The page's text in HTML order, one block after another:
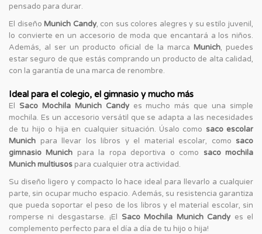
pensado para durar.
El diseñoMunich Candy, con sus colores alegres y su estilo juvenil,
lo convierte en un accesorio de moda que encantará a los niños.
Además, al ser un producto oficial de la marca Munich, puedes
estar seguro de que estás comprando un producto de alta calidad,
con la garantía de una marca de renombre.
Ideal para el colegio, el gimnasio y mucho más
El Saco Mochila Munich Candyes mucho más que una simple
mochila. Es un accesorio versátil que se adapta a las necesidades
de tu hijo o hija en cualquier situación. Úsalo como saco escolar
Munich para llevar los libros y el material escolar, como saco
gimnasio Munich para la ropa deportiva o como saco mochila
Munich multiusos para cualquier otra actividad.
Su diseño ligero y compacto lo hace ideal para llevarlo a cualquier
parte, sin ocupar mucho espacio. Además, su resistencia garantiza
que pueda soportar el peso de los libros y el material escolar, sin
romperse ni desgastarse. ¡El Saco Mochila Munich Candy es el
complemento perfecto para el día a día de tu hijo o hija!